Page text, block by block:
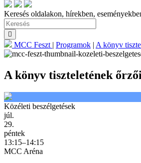
Keresés oldalakon, hírekben,
MCC Feszt | Programok | A könyv
A könyv tiszteletének őrzői
Közéleti beszélgetések
júl.
29.
péntek
13:15–14:15
MCC Aréna